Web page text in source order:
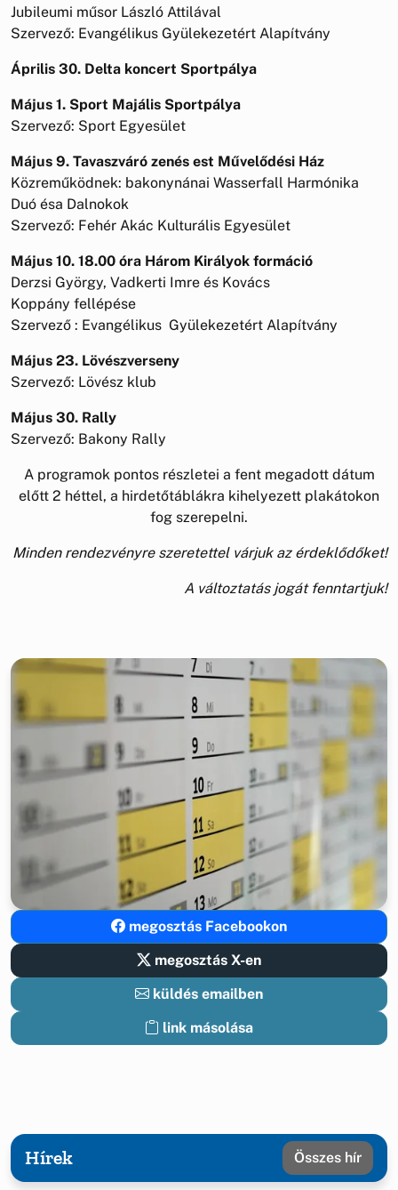
Jubileumi műsor László Attilával
Szervező: Evangélikus Gyülekezetért Alapítvány
Április 30. Delta koncert Sportpálya
Május 1. Sport Majális Sportpálya
Szervező: Sport Egyesület
Május 9. Tavaszváró zenés est Művelődési Ház
Közreműködnek: bakonynánai Wasserfall Harmónika
Duó ésa Dalnokok
Szervező: Fehér Akác Kulturális Egyesület
Május 10. 18.00 óra Három Királyok formáció
Derzsi György, Vadkerti Imre és Kovács
Koppány fellépése
Szervező : Evangélikus Gyülekezetért Alapítvány
Május 23. Lövészverseny
Szervező: Lövész klub
Május 30. Rally
Szervező: Bakony Rally
A programok pontos részletei a fent megadott dátum
előtt 2 héttel, a hirdetőtáblákra kihelyezett plakátokon
fog szerepelni.
Minden rendezvényre szeretettel várjuk az érdeklődőket!
A változtatás jogát fenntartjuk!
megosztás Facebookon
megosztás X-en
küldés emailben
link másolása
Hírek Összes hír